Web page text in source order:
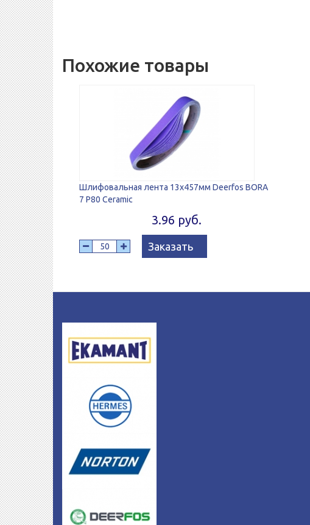
Похожие товары
Шлифовальная лента 13х457мм Deerfos BORA
7 P80 Ceramic
3.96 руб.
Заказать